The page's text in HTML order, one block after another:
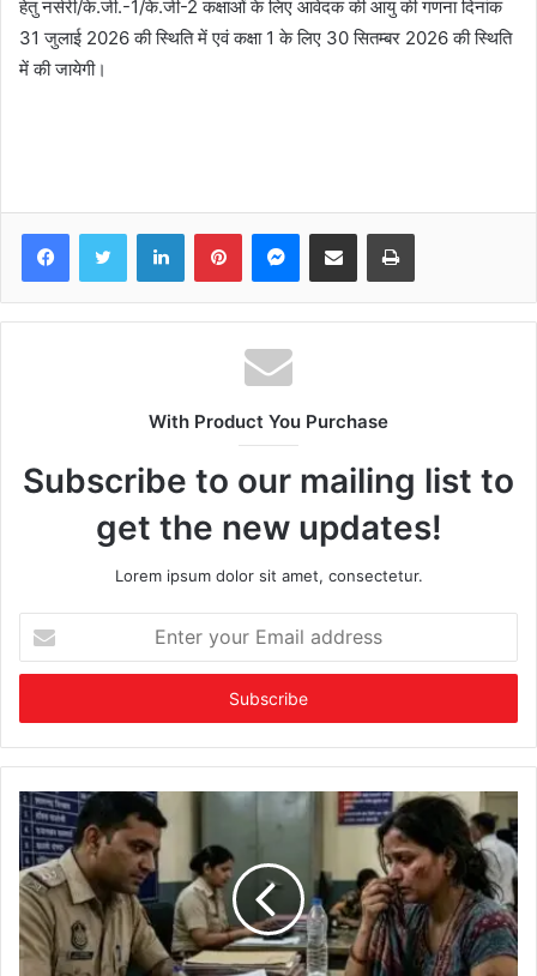
हेतु नर्सरी/के.जी.-1/के.जी-2 कक्षाओं के लिए आवेदक की आयु की गणना दिनांक
31 जुलाई 2026 की स्थिति में एवं कक्षा 1 के लिए 30 सितम्बर 2026 की स्थिति
में की जायेगी।
FacebookTwitter LinkedInPinterestMessenger
Share via Email Print
With Product You Purchase
Subscribe to our mailing list to
get the new updates!
Lorem ipsum dolor sit amet, consectetur.
your
Email